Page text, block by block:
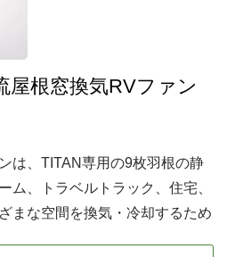
屋根窓換気RVファン
は、TITAN専用の9枚羽根の静
ム、トラベルトラック、住宅、
まな空間を換気・冷却するため